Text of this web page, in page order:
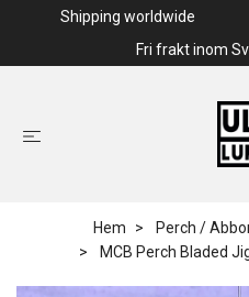
Shipping worldwide
Fri frakt inom
Hem Perch /
MCB Perch Bladed